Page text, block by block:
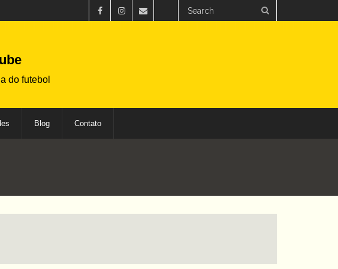
do futebol
Blog Contato